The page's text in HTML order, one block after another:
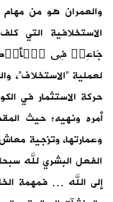
والعمران هو من مهام
الاستخلافية
لعملية “الاستخلاف”،
حركة الاستثمار في
أمره ونهيه؛ حيث
وعمارتها، وتزجية
الفعل البشري لله
إلى الله … فمهمة